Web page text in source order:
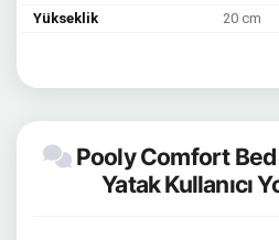
Yükseklik
20 cm
Pooly Comfort Bed
Yatak Kullanıcı